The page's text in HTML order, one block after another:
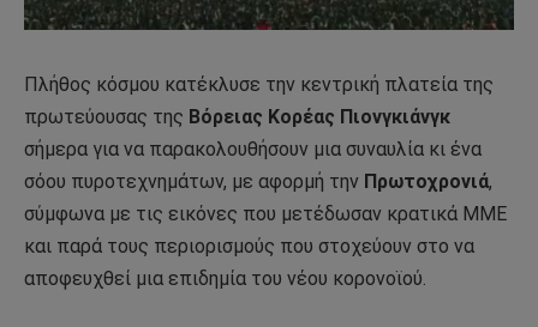
Πλήθος κόσμου κατέκλυσε την κεντρική πλατεία της
πρωτεύουσας της Βόρειας Κορέας Πιονγκιάνγκ
σήμερα για να παρακολουθήσουν μια συναυλία κι ένα
σόου πυροτεχνημάτων, με αφορμή την Πρωτοχρονιά,
σύμφωνα με τις εικόνες που μετέδωσαν κρατικά ΜΜΕ
και παρά τους περιορισμούς που στοχεύουν στο να
αποφευχθεί μια επιδημία του νέου κορονοϊού.